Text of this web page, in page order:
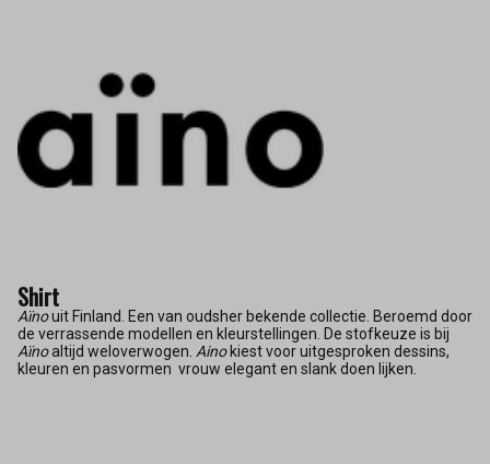
Shirt
Aïnouit Finland. Een van oudsher bekende collectie. Beroemd door
de verrassende modellen en kleurstellingen. De stofkeuze is bij
Aïnoaltijd weloverwogen. Ainokiest voor uitgesproken dessins,
kleuren en pasvormen vrouw elegant en slank doen lijken.